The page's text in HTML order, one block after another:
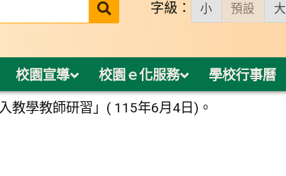
送出 字級： 小 預設 大
校園宣導 校園ｅ化服務 學校行事曆
教學教師研習」( 115年6月4日)。